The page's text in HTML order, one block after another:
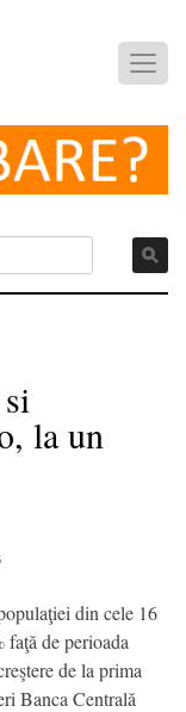
la un
din cele 16
faţă de perioada
de la prima
Banca Centrală